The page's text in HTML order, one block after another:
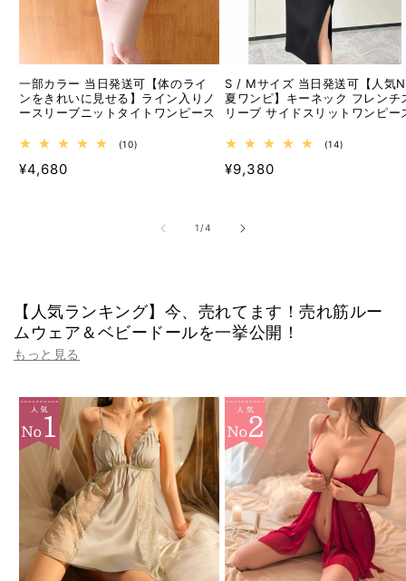
一部カラー 当日発送可【体のライ
ンをきれいに見せる】ライン入りノ
ースリーブニットタイトワンピース
(10)
通
¥4,680
S / Mサイズ 当日発送可【人気
夏ワンピ】キーネック フレンチ
リーブ サイドスリットワンピー
(14)
通
¥9,380
1 /の
4
【人気ランキング】今、売れてます！売れ筋ルー
ムウェア＆ベビードールを一挙公開！
もっと見る